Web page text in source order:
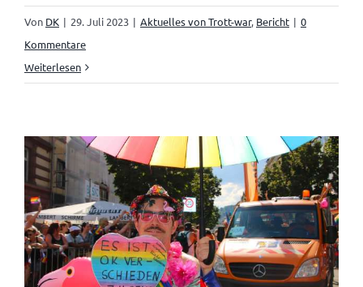
Von DK | 29. Juli 2023 | Aktuelles von Trott-war, Bericht | 0
Kommentare
Weiterlesen